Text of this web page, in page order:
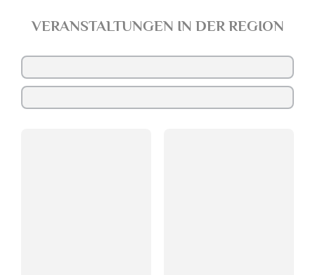
VERANSTALTUNGEN IN DER REGION